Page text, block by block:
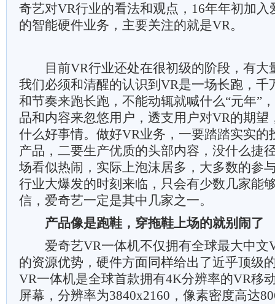
奇艺对VR行业的看法和观点，16年年初加入
的智能硬件业务，主要关注的就是VR。
目前VR行业还处在很初级的阶段，有大
我们必须和清醒的认识到VR是一场长跑，千
和节奏来跑长跑，不能动辄就喊什么“元年”
品和内容来忽悠用户，透支用户对VR的期望
什么好事情。做好VR业务，一要踏踏实实的
产品，二要生产优质的头部内容，没什么捷
场看似热闹，实际上泡沫居多，大多数的参
行业大爆发的时刻来临，只会有少数几家能
信，爱奇艺一定是其中几家之一。
产品像是跑鞋，穿拖鞋上场的就别闹了
爱奇艺VR一体机不仅拥有全球最大中文
的资源优势，硬件方面同样给出了近乎顶级
VR一体机是全球首款拥有4K分辨率的VR移
屏幕，分辨率为3840x2160，像素密度高达